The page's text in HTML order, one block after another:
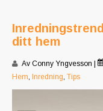
ditt hem
Av Conny Yngvesson
Hem, Inredning, Tips